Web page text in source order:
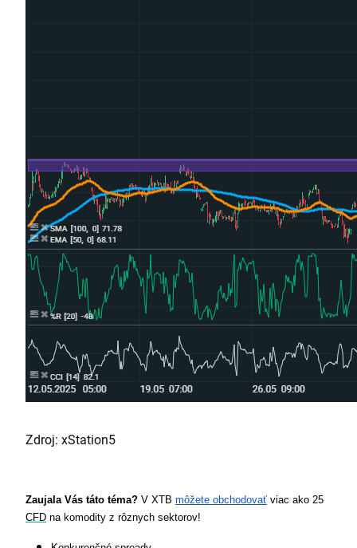
Zdroj: xStation5
Zaujala Vás táto téma? V XTB môžete obchodovať
CFD na komodity z rôznych sektorov!